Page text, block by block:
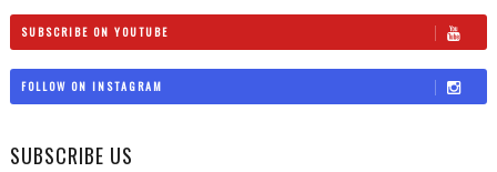
SUBSCRIBE ON YOUTUBE
FOLLOW ON INSTAGRAM
SUBSCRIBE US